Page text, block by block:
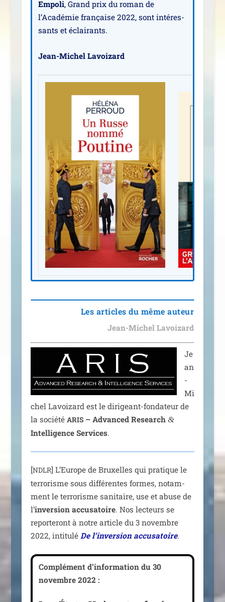
Empoli, Grand prix du roman de
l’Académie fran­çaise 2022, sont inté­res­
sants et éclairants.
Jean-Michel Lavoizard
Les articles du même auteur
Jean-Michel Lavoizard
Je
an
-
Mi
chel Lavoizard est le diri­geant-fon­da­teur de
la socié­té ARIS– Advanced Research &
Intelligence Services.
[NDLR] L’Europe de Bruxelles qui pra­tique le
ter­ro­risme sous dif­fé­rentes formes, notam­
ment le ter­ro­risme sani­taire, use et abuse de
l’inver­sion accu­sa­toire. Nos lec­teurs se
repor­te­ront à notre article du 3 novembre
2022, inti­tu­lé De l’inversion accu­sa­toire.
Complément d’in­for­ma­tion du 30
novembre 2022 :